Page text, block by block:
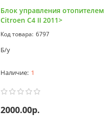
Блок управления отопителем
Citroen C4 II 2011>
6797
Б/у
1
2000.00р.